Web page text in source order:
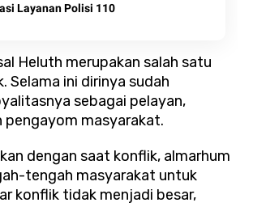
Layanan Polisi 110
Heluth merupakan salah satu
Selama ini dirinya sudah
sebagai pelayan,
pengayom masyarakat.
dengan saat konflik, almarhum
tengah masyarakat untuk
konflik tidak menjadi besar,